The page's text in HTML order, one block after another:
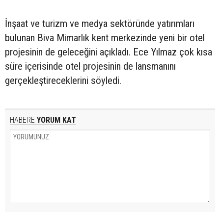
İnşaat ve turizm ve medya sektöründe yatırımları
bulunan Biva Mimarlık kent merkezinde yeni bir otel
projesinin de geleceğini açıkladı. Ece Yılmaz çok kısa
süre içerisinde otel projesinin de lansmanını
gerçekleştireceklerini söyledi.
HABERE YORUM KAT